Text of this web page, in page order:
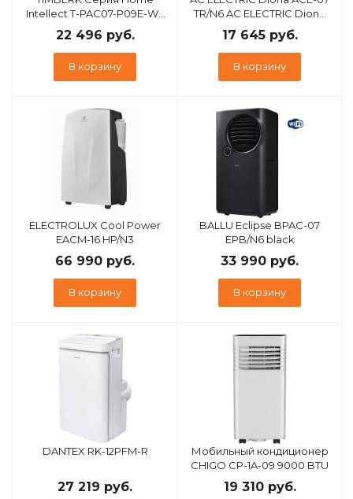
Intellect T-PAC07-P09E-WF
TIMBERK Серия Home
Intellect T-PAC07-P09E-WF
22 496 руб.
В корзину
TR/N6 AC ELECTRIC Diona
ACE-07 TR/N6
17 645руб.
В корзину
ELECTROLUX Cool Power
EACM-16 HP/N3
66 990 руб.
В корзину
BALLU Eclipse BPAC-07
EPB/N6 black
33 990 руб.
В корзину
DANTEX RK-12PFM-R
27 219 руб.
Мобильный кондиционер
CHIGO CP-1A-09 9000 BTU
19 310руб.